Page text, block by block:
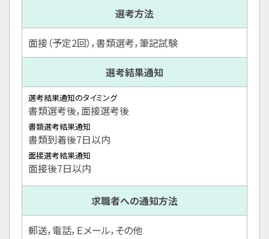
選考方法
面接（予定2回），書類選考，筆記試験
選考結果通知
選考結果通知のタイミング
書類選考後，面接選考後
書類選考結果通知
書類到着後7日以内
面接選考結果通知
面接後7日以内
求職者への通知方法
郵送，電話，Ｅメール，その他